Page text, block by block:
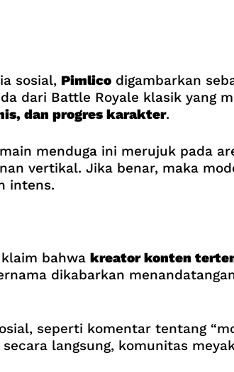
sosial, Pimlicodigambarkan
dari Battle Royale klasik yang
dan progres karakter.
menduga ini merujuk pada
vertikal. Jika benar, maka
intens.
bahwa kreator konten
dikabarkan
seperti komentar tentang
langsung, komunitas